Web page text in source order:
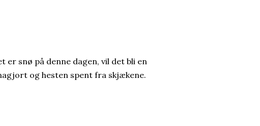
er snø på denne dagen, vil det bli en
og hesten spent fra skjækene.